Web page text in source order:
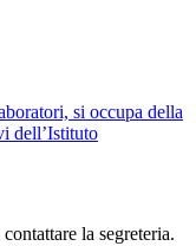
si occupa della
dell’Istituto
la segreteria.